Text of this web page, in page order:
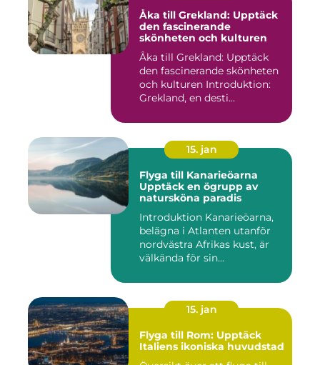
Åka till Grekland: Upptäck
den fascinerande
skönheten och kulturen
Åka till Grekland: Upptäck
den fascinerande skönheten
och kulturen Introduktion:
Grekland, en desti...
15. jan
Flyga till Kanarieöarna
Upptäck en ögrupp av
natursköna paradis
Introduktion Kanarieöarna,
belägna i Atlanten utanför
nordvästra Afrikas kust, är
välkända för sin...
15. jan
Flyga till Rom: Upptäck
Italiens ikoniska huvudstad